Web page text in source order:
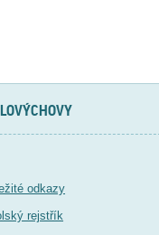
odkazy
rejstřík